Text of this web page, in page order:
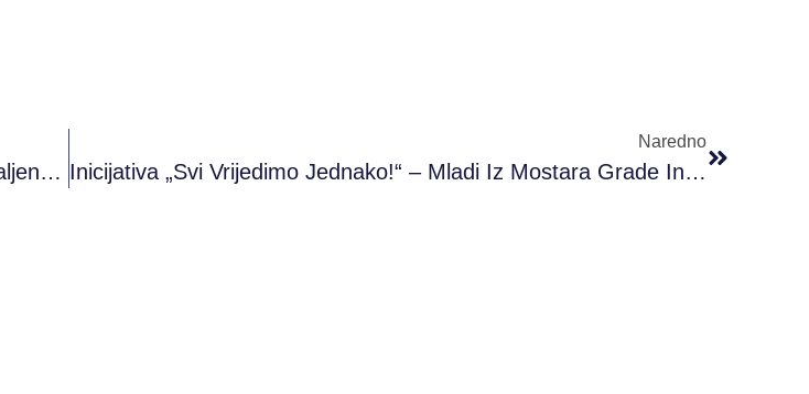
Lokalna Inicijativa „Mit O Krivici Žene“: Mladi Mijenjaju Ustaljene Narative
Naredno
Inicijativa „Svi Vrijedimo Jednako!“ – Mladi Iz Mostara Grade Inkluzivnije Društvo